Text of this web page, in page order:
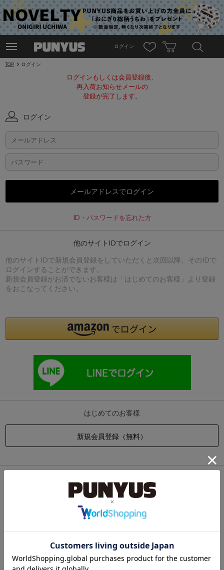
ログイン
TOP ログイン
ログインもしくは会員登録後、
再入荷お知らせメールの
登録が完了します。
ログイン
ID・パスワードを忘れた方
他のサイトIDでログイン
他のサイトIDで新規会員登録をしていただくと次回以降、そのIDで
ログインすることができます。
新規会員登録がお済でないお客様は「はじめてのお客様」より登録
をおこなってください。
はじめてのお客様
他のサイトIDで新規会員登録をしていただくと次回以降、そのIDで
ログインすることができます。